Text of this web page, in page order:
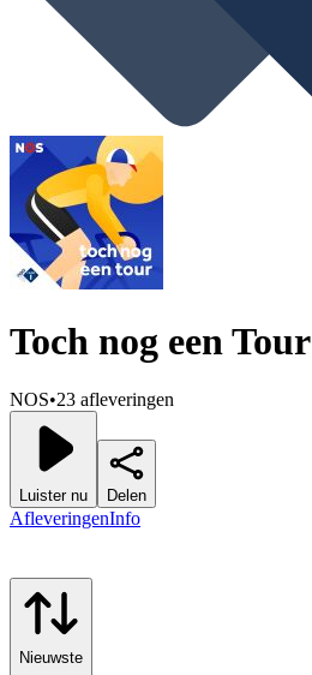
Toch nog een Tour
NOS•23 afleveringen
Luister nu Delen
AfleveringenInfo
Nieuwste